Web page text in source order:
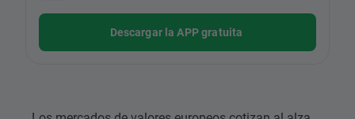
Descargar la APP gratuita